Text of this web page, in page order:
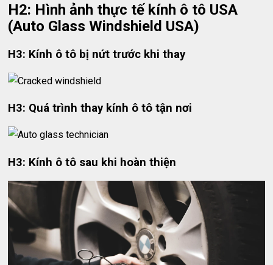
H2: Hình ảnh thực tế kính ô tô USA
(Auto Glass Windshield USA)
H3: Kính ô tô bị nứt trước khi thay
H3: Quá trình thay kính ô tô tận nơi
H3: Kính ô tô sau khi hoàn thiện